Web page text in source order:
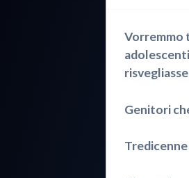
Vorremmo
Genitori